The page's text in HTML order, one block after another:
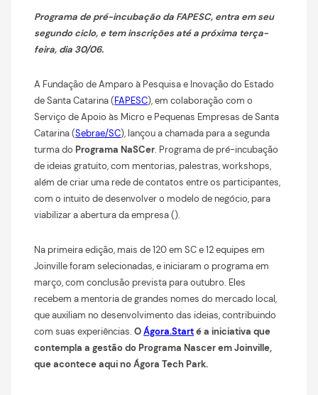
Programa de pré-incubação da FAPESC, entra em seu
segundo ciclo, e tem inscrições até a próxima terça-
feira, dia 30/06.
A Fundação de Amparo à Pesquisa e Inovação do Estado
de Santa Catarina (FAPESC), em colaboração com o
Serviço de Apoio às Micro e Pequenas Empresas de Santa
Catarina (Sebrae/SC), lançou a chamada para a segunda
turma do Programa NaSCer. Programa de pré-incubação
de ideias gratuito, com mentorias, palestras, workshops,
além de criar uma rede de contatos entre os participantes,
com o intuito de desenvolver o modelo de negócio, para
viabilizar a abertura da empresa ().
Na primeira edição, mais de 120 em SC e 12 equipes em
Joinville foram selecionadas, e iniciaram o programa em
março, com conclusão prevista para outubro. Eles
recebem a mentoria de grandes nomes do mercado local,
que auxiliam no desenvolvimento das ideias, contribuindo
com suas experiências.OÁgora.Starté a iniciativa que
contempla a gestão do Programa Nascer em Joinville,
que acontece aqui no Ágora Tech Park.